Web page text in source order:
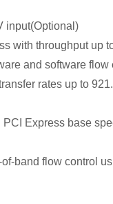
input(Optional)
with throughput up
and software flow
rates up to
Express base
band flow control